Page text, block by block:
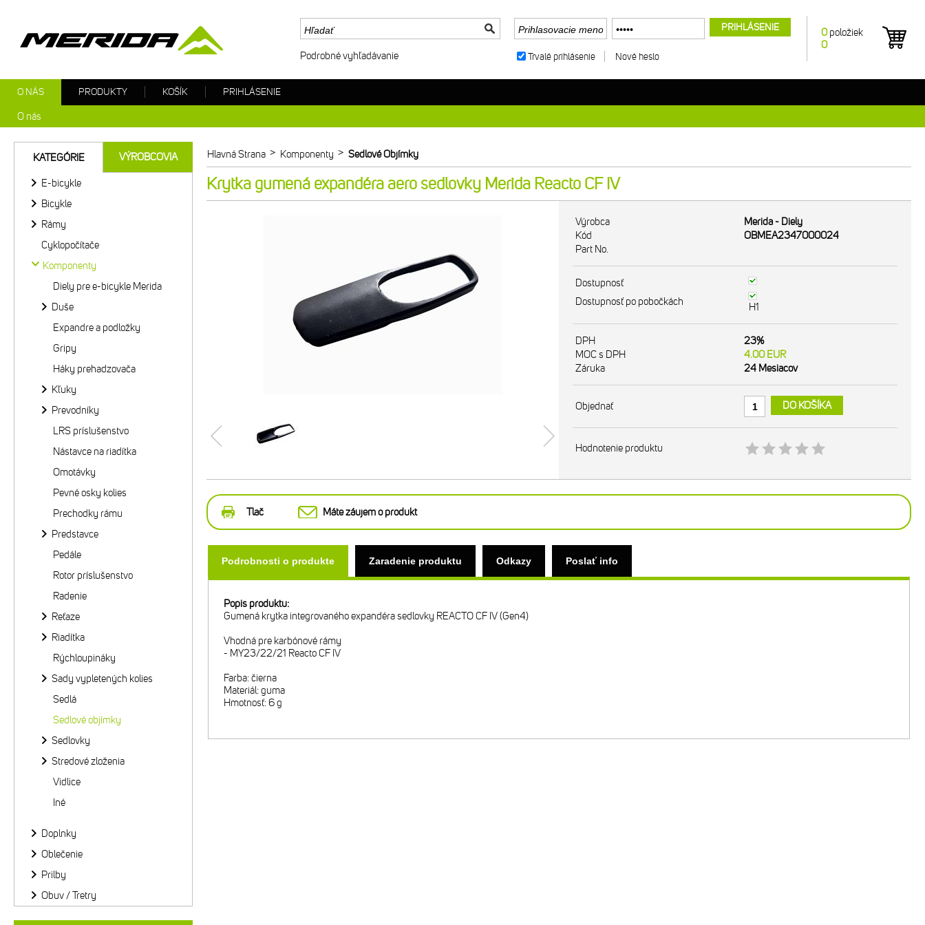
Hlavná Strana > Komponenty > Sedlové Objímky
Krytka gumená expandéra aero sedlovky Merida Reacto CF IV
Výrobca
Merida - Diely
Kód
OBMEA2347000024
Part No.
Dostupnosť
Dostupnosť po pobočkách
H1
DPH
23%
MOC s DPH
4.00EUR
Záruka
24 Mesiacov
Objednať DO KOŠÍKA
Hodnotenie produktu
Tlač Máte záujem o produkt
Podrobnosti o produkte Zaradenie produktu Odkazy Poslať info
Popis produktu:
Gumená krytka integrovaného expandéra sedlovky REACTO CF IV (Gen4)
Vhodná pre karbónové rámy
- MY23/22/21 Reacto CF IV
Farba: čierna
Materiál: guma
Hmotnosť: 6 g
KATEGÓRIE VÝROBCOVIA
E-bicykle
Bicykle
Rámy
Cyklopočítače
Komponenty
Diely pre e-bicykle Merida
Duše
Expandre a podložky
Gripy
Háky prehadzovača
Kľuky
Prevodníky
LRS príslušenstvo
Nástavce na riadítka
Omotávky
Pevné osky kolies
Prechodky rámu
Predstavce
Pedále
Rotor príslušenstvo
Radenie
Reťaze
Riadítka
Rýchloupináky
Sady vypletených kolies
Sedlá
Sedlové objímky
Sedlovky
Stredové zloženia
Vidlice
Iné
Doplnky
Oblečenie
Prilby
Obuv / Tretry
Podrobné vyhľadávanie
O NÁS
O nás
PRODUKTY KOŠÍK PRIHLÁSENIE
0 položiek
0
PRIHLÁSENIE
Trvalé prihlásenie Nové heslo